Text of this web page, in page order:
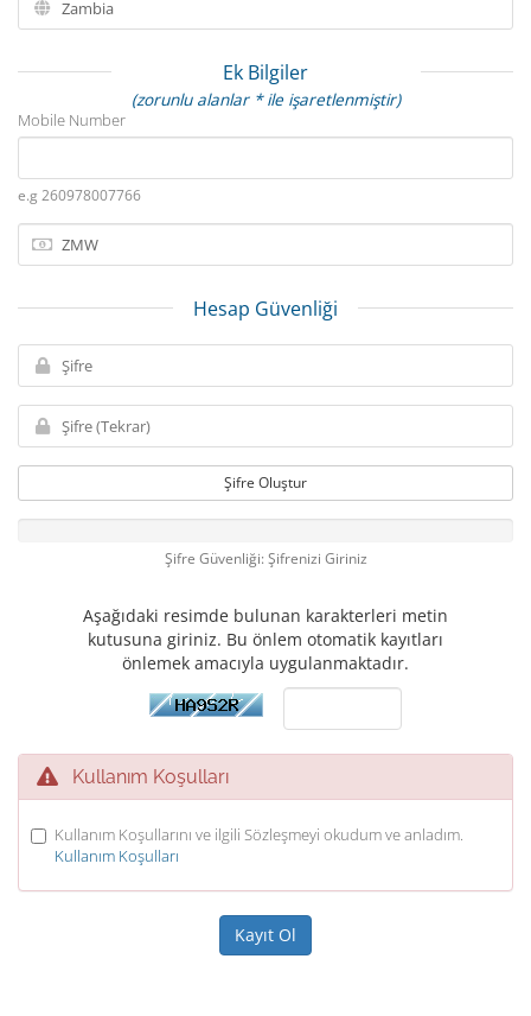
Ek Bilgiler
(zorunlu alanlar * ile işaretlenmiştir)
Mobile Number
e.g 260978007766
Hesap Güvenliği
Şifre Oluştur
Şifre Güvenliği: Şifrenizi Giriniz
Aşağıdaki resimde bulunan karakterleri metin
kutusuna giriniz. Bu önlem otomatik kayıtları
önlemek amacıyla uygulanmaktadır.
Kullanım Koşulları
Kullanım Koşullarını ve ilgili Sözleşmeyi okudum ve anladım.
Kullanım Koşulları